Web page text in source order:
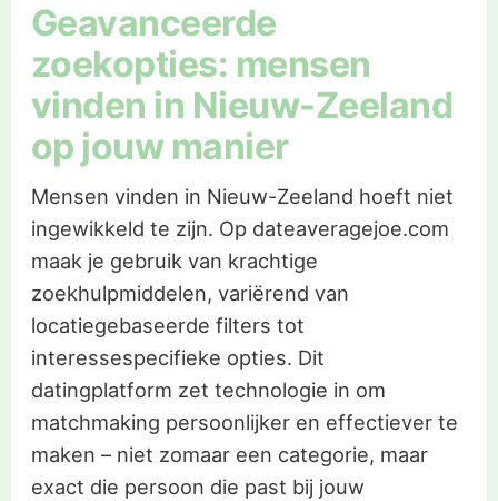
Geavanceerde
zoekopties: mensen
vinden in Nieuw-Zeeland
op jouw manier
Mensen vinden in Nieuw-Zeeland hoeft niet
ingewikkeld te zijn. Op dateaveragejoe.com
maak je gebruik van krachtige
zoekhulpmiddelen, variërend van
locatiegebaseerde filters tot
interessespecifieke opties. Dit
datingplatform zet technologie in om
matchmaking persoonlijker en effectiever te
maken – niet zomaar een categorie, maar
exact die persoon die past bij jouw